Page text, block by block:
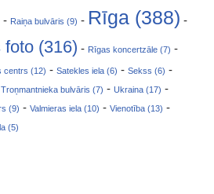
- Raiņa bulvāris (9) - Rīga (388) -
foto (316) - Rīgas koncertzāle (7) -
centrs (12) - Satekles iela (6) - Sekss (6) -
Troņmantnieka bulvāris (7) - Ukraina (17) -
(9) - Valmieras iela (10) - Vienotība (13) -
(5)